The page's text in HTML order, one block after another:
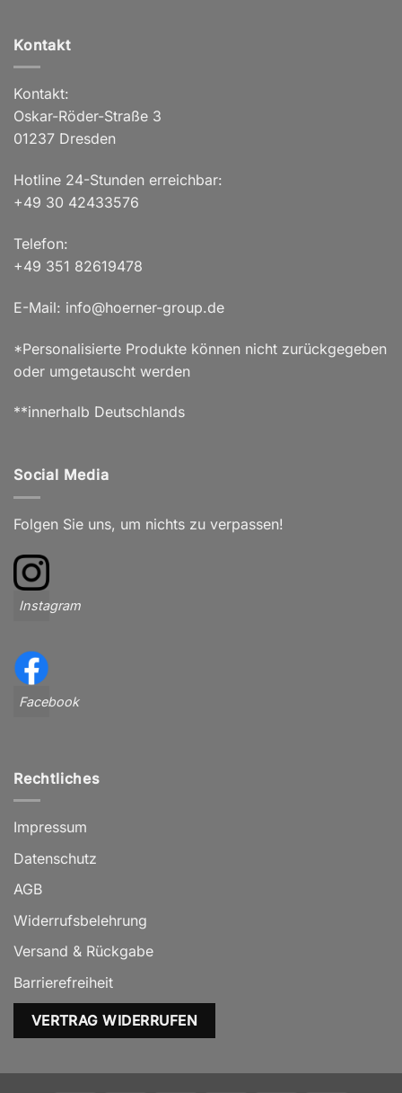
Kontakt
Kontakt:
Oskar-Röder-Straße 3
01237 Dresden
Hotline 24-Stunden erreichbar:
+49 30 42433576
Telefon:
+49 351 82619478
E-Mail: info@hoerner-group.de
*Personalisierte Produkte können nicht zurückgegeben
oder umgetauscht werden
**innerhalb Deutschlands
Social Media
Folgen Sie uns, um nichts zu verpassen!
Instagram
Facebook
Rechtliches
Impressum
Datenschutz
AGB
Widerrufsbelehrung
Versand & Rückgabe
Barrierefreiheit
VERTRAG WIDERRUFEN